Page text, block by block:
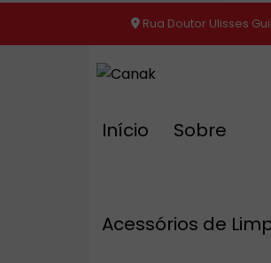
Rua Doutor Ulisses
Início
Sobre
Acessórios de